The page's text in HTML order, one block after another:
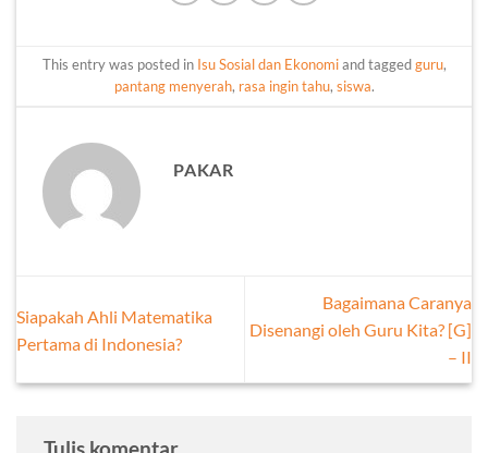
This entry was posted in Isu Sosial dan Ekonomiand taggedguru,
pantang menyerah, rasa ingin tahu, siswa.
PAKAR
Siapakah Ahli Matematika
Pertama di Indonesia?
Bagaimana Caranya
Disenangi oleh Guru Kita? [G]
– II